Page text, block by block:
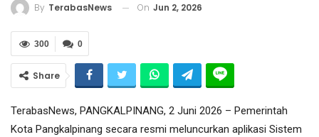
By TerabasNews On Jun 2, 2026
0
300
Share
TerabasNews, PANGKALPINANG, 2 Juni 2026 – Pemerintah
Kota Pangkalpinang secara resmi meluncurkan aplikasi Sistem